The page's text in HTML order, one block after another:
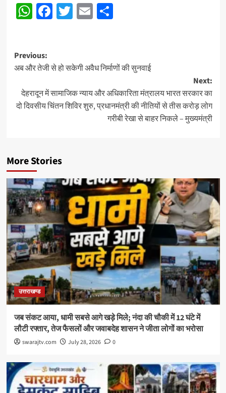
WhatsApp
Facebook
Twitter
EmailShare
Post
navigation
Previous:
अब और तेजी से हो सकेगी अवैध निर्माणों की सुनवाई
Next:
देहरादून में सामाजिक न्याय और अधिकारिता मंत्रालय भारत सरकार का
दो दिवसीय चिंतन शिविर शुरु, प्रधानमंत्री की नीतियों से तीस करोड़ लोग
गरीबी रेखा से बाहर निकले – मुख्यमंत्री
More Stories
उत्तराखण्ड
जब संकट आया, धामी सबसे आगे खड़े मिले; नंदा की चौकी में 12 घंटे में
लौटी रफ्तार, तेज फैसलों और जवाबदेह शासन ने जीता लोगों का भरोसा
swarajtv.com July 28, 2026 0